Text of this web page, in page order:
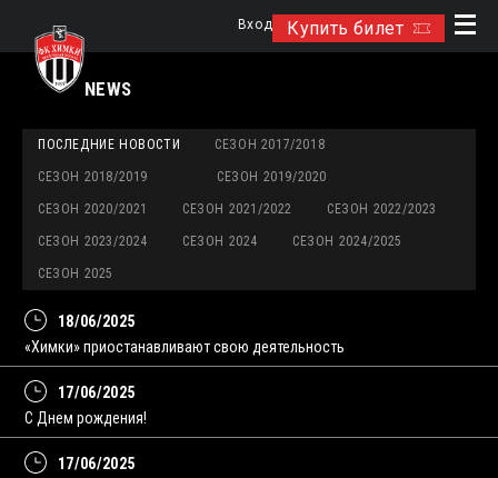
Купить билет
Вход
NEWS
ПОСЛЕДНИЕ НОВОСТИ СЕЗОН 2017/2018
СЕЗОН 2018/2019 СЕЗОН 2019/2020
СЕЗОН 2020/2021 СЕЗОН 2021/2022 СЕЗОН 2022/2023
СЕЗОН 2023/2024 СЕЗОН 2024 СЕЗОН 2024/2025
СЕЗОН 2025
18/06/2025
«Химки» приостанавливают свою деятельность
17/06/2025
С Днем рождения!
17/06/2025